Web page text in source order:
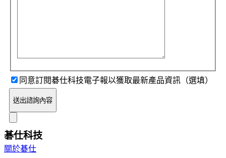
同意訂閱碁仕科技電子報以獲取最新產品資訊（選填）
送出諮詢內容
碁仕科技
關於碁仕